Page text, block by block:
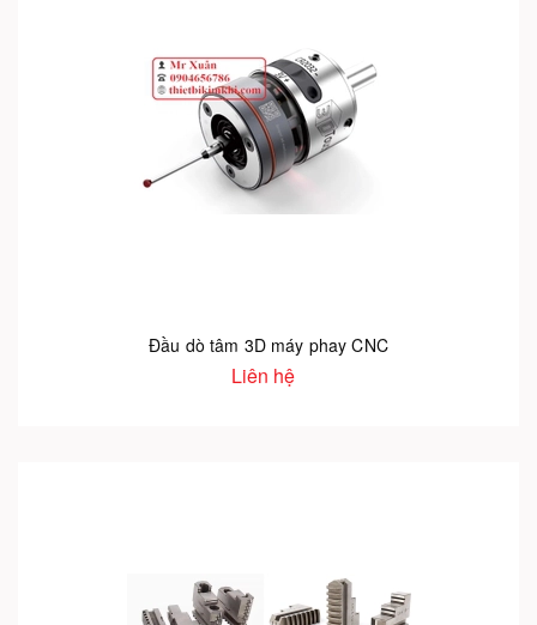
Đầu dò tâm 3D máy phay CNC
Liên hệ